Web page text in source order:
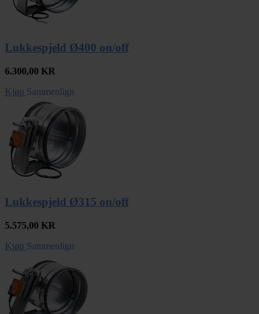
Lukkespjeld Ø400 on/off
6.300,00 KR
Kjøp Sammenlign
Lukkespjeld Ø315 on/off
5.575,00 KR
Kjøp Sammenlign